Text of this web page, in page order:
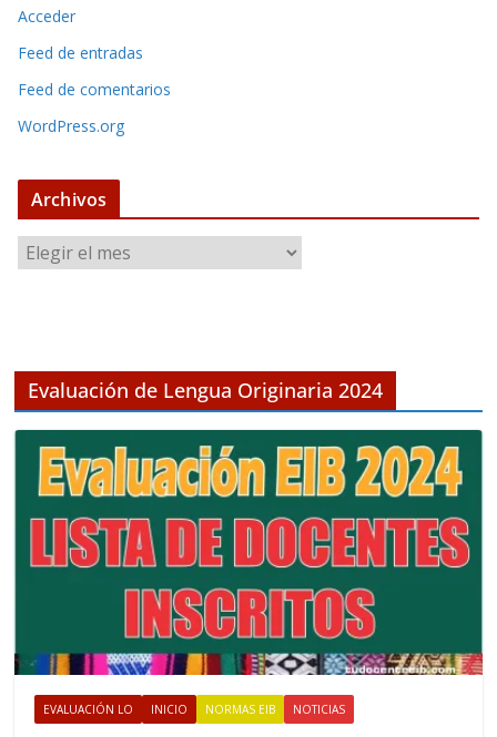
Acceder
Feed de entradas
Feed de comentarios
WordPress.org
Archivos
r
o
Evaluación de Lengua Originaria 2024
EVALUACIÓN LO INICIO NORMAS EIB NOTICIAS